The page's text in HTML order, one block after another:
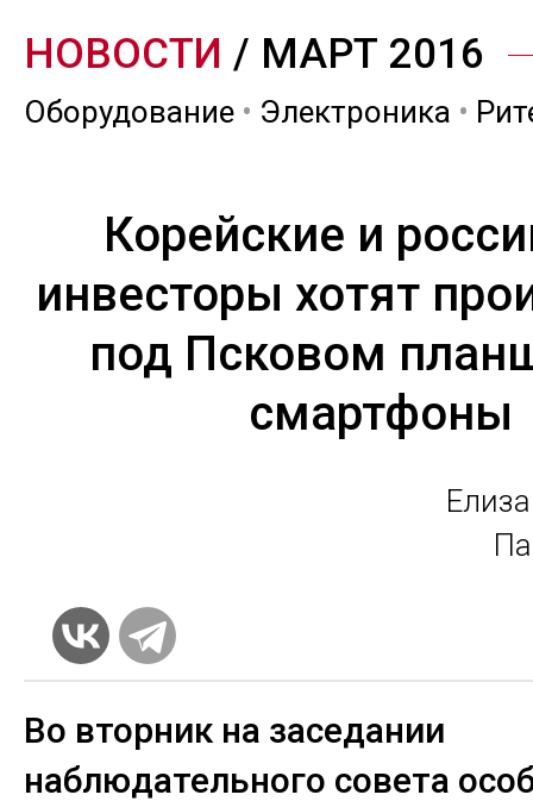
НОВОСТИ / МАРТ 2016
Оборудование • Электроника •
Корейские и
инвесторы хотят
под Псковом
смартфоны
Во вторник на заседании
наблюдательного совета